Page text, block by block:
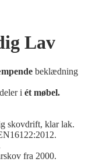
Lav
beklædning
i ét møbel.
skovdrift, klar lak.
fra 2000.